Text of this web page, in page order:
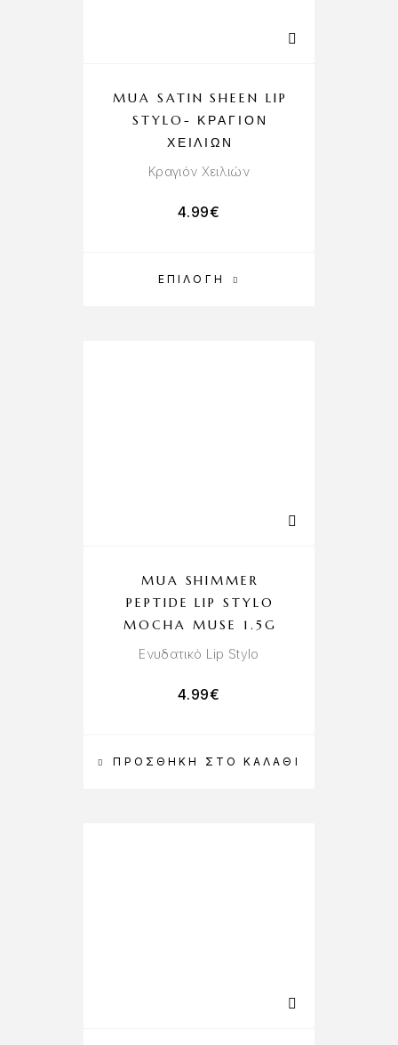
ΕΠΙΛΟΓΉ
MUA SATIN SHEEN LIP
STYLO- ΚΡΑΓΙΌΝ
ΧΕΙΛΙΏΝ
Κραγιόν Χειλιών
4.99€
ΠΡΟΣΘΉΚΗ ΣΤΟ ΚΑΛΆΘΙ
MUA SHIMMER
PEPTIDE LIP STYLO
MOCHA MUSE 1.5G
Ενυδατικό Lip Stylo
4.99€